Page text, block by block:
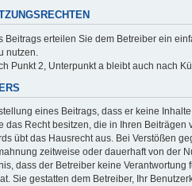
Beitrags erteilen Sie dem Betreiber ein
nutzen.
Punkt 2, Unterpunkt a bleibt auch nach
eines Beitrags, dass er keine
das Recht besitzen, die in Ihren
übt das Hausrecht aus. Bei Verstößen
zeitweise oder dauerhaft von der
dass der Betreiber keine
Sie gestatten dem Betreiber, Ihr